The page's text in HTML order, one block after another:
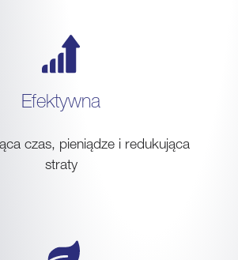
Efektywna
czas, pieniądze i redukująca
straty